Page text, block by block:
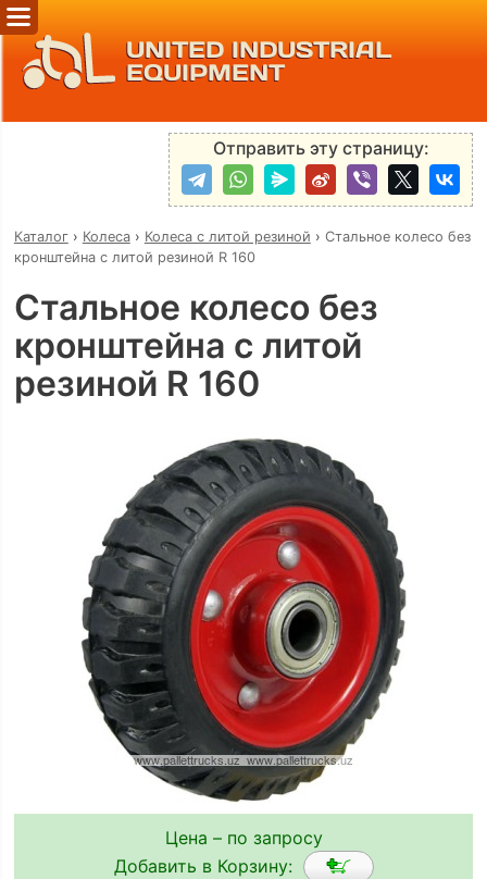
UNITED INDUSTRIAL
EQUIPMENT
Отправить эту страницу:
Каталог› Колеса› Колеса с литой резиной › Стальное колесо без
кронштейна с литой резиной R 160
Стальное колесо без
кронштейна с литой
резиной R 160
Цена – по запросу
Добавить в Корзину: